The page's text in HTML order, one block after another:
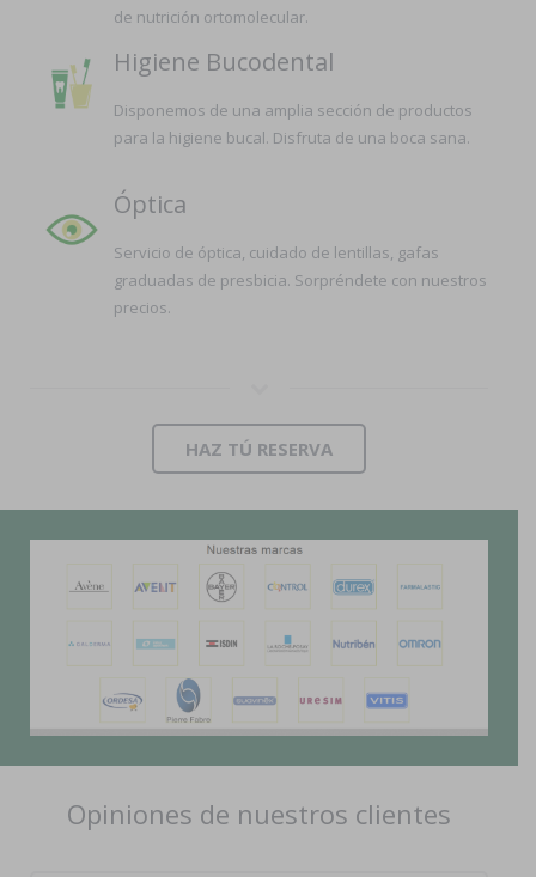
de nutrición ortomolecular.
Higiene Bucodental
Disponemos de una amplia sección de productos
para la higiene bucal. Disfruta de una boca sana.
Óptica
Servicio de óptica, cuidado de lentillas, gafas
graduadas de presbicia. Sorpréndete con nuestros
precios.
HAZ TÚ RESERVA
Opiniones de nuestros clientes